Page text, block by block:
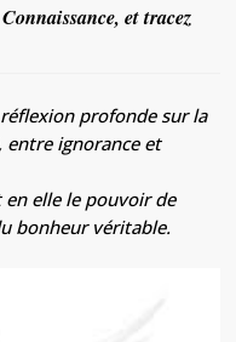
et tracez
profonde sur la
ignorance et
elle le pouvoir de
bonheur véritable.